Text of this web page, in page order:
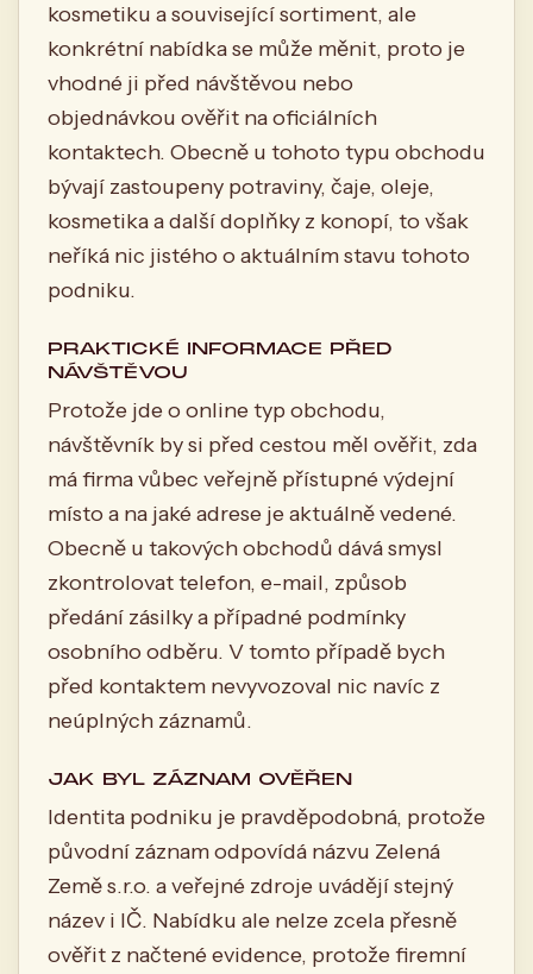
kosmetiku a související sortiment, ale
konkrétní nabídka se může měnit, proto je
vhodné ji před návštěvou nebo
objednávkou ověřit na oficiálních
kontaktech. Obecně u tohoto typu obchodu
bývají zastoupeny potraviny, čaje, oleje,
kosmetika a další doplňky z konopí, to však
neříká nic jistého o aktuálním stavu tohoto
podniku.
PRAKTICKÉ INFORMACE PŘED
NÁVŠTĚVOU
Protože jde o online typ obchodu,
návštěvník by si před cestou měl ověřit, zda
má firma vůbec veřejně přístupné výdejní
místo a na jaké adrese je aktuálně vedené.
Obecně u takových obchodů dává smysl
zkontrolovat telefon, e-mail, způsob
předání zásilky a případné podmínky
osobního odběru. V tomto případě bych
před kontaktem nevyvozoval nic navíc z
neúplných záznamů.
JAK BYL ZÁZNAM OVĚŘEN
Identita podniku je pravděpodobná, protože
původní záznam odpovídá názvu Zelená
Země s.r.o. a veřejné zdroje uvádějí stejný
název i IČ. Nabídku ale nelze zcela přesně
ověřit z načtené evidence, protože firemní